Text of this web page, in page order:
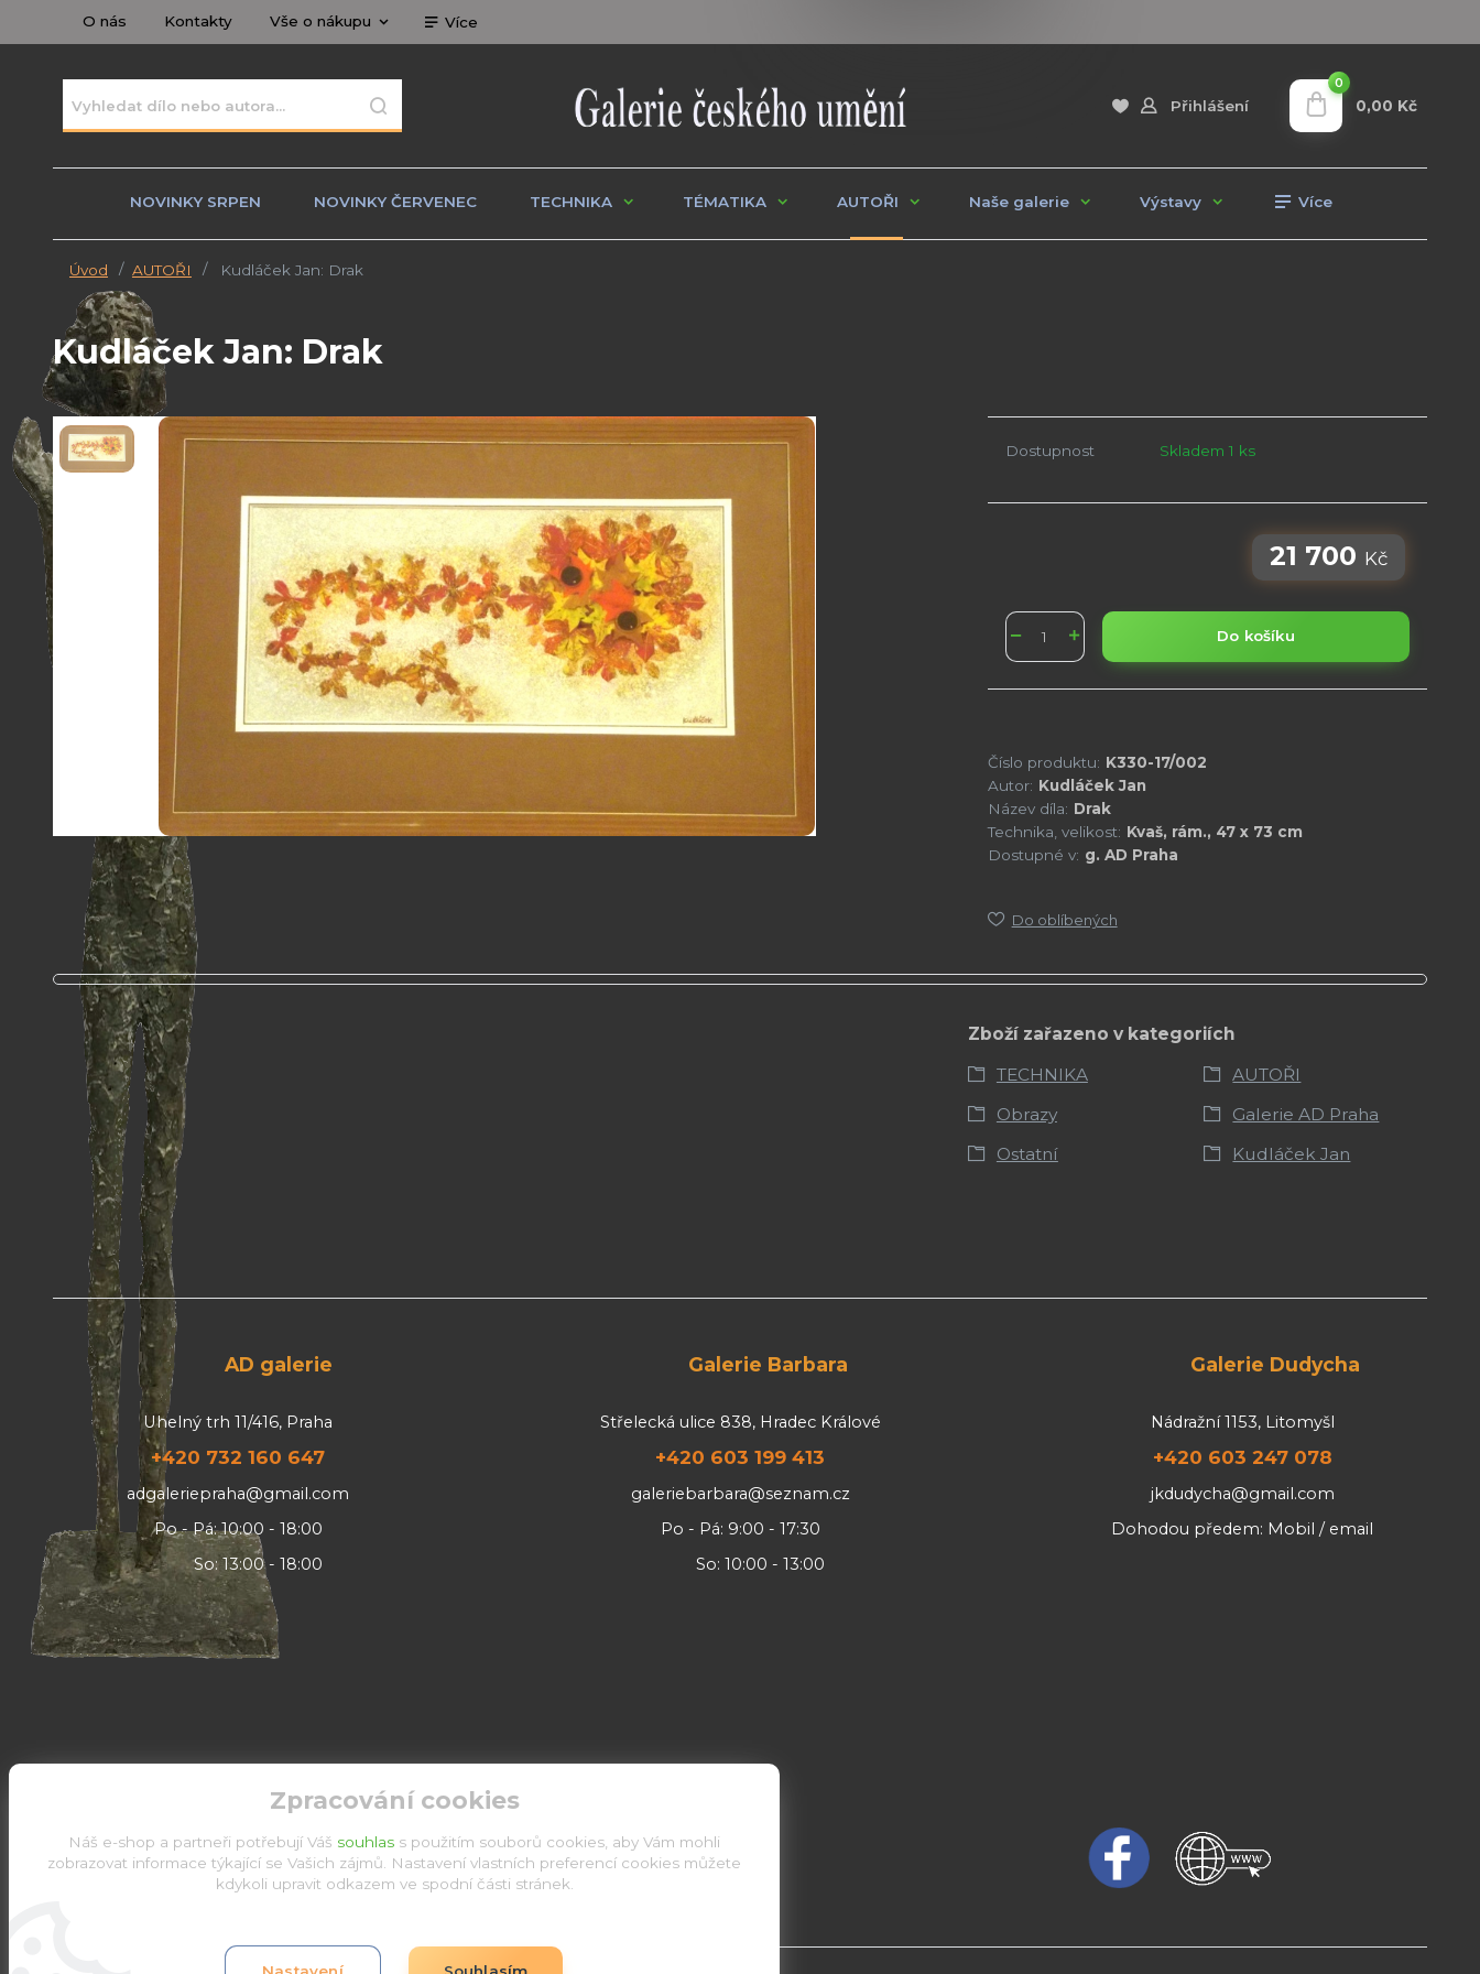
O nás Kontakty Vše o nákupu Více
Přihlášení
0
0,00 Kč
NOVINKY SRPEN NOVINKY ČERVENEC TECHNIKA TÉMATIKA AUTOŘI Naše galerie Výstavy Více
Úvod AUTOŘI Kudláček Jan: Drak
Kudláček Jan: Drak
Dostupnost Skladem 1 ks
21 700 Kč
Do košíku
Číslo produktu: K330-17/002
Autor: Kudláček Jan
Název díla: Drak
Technika, velikost: Kvaš, rám., 47 x 73 cm
Dostupné v: g. AD Praha
Do oblíbených
Zboží zařazeno v kategoriích
TECHNIKA
AUTOŘI
Obrazy
Galerie AD Praha
Ostatní
Kudláček Jan
AD galerie
Uhelný trh 11/416, Praha
+420 732 160 647
adgaleriepraha@gmail.com
Po - Pá: 10:00 - 18:00
So: 13:00 - 18:00
Galerie Barbara
Střelecká ulice 838, Hradec Králové
+420 603 199 413
galeriebarbara@seznam.cz
Po - Pá: 9:00 - 17:30
So: 10:00 - 13:00
Galerie Dudycha
Nádražní 1153, Litomyšl
+420 603 247 078
jkdudycha@gmail.com
Dohodou předem: Mobil / email
Zpracování cookies
Náš e-shop a partneři potřebují Váš souhlas s použitím souborů cookies, aby Vám mohli
zobrazovat informace týkající se Vašich zájmů. Nastavení vlastních preferencí cookies můžete
kdykoli upravit odkazem ve spodní části stránek.